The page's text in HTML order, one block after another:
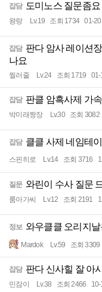
잡담 도미노스 질문좀요
왕랑 Lv.19 조회 1734 01-20
잡담 판다 암사 레이션
나요
찔러줄 Lv.24 조회 1719 01-
잡담 판클 암흑사제 가
박미래짱장 Lv.30 조회 3082
잡담 클클 사제 네임테
스핀히로 Lv.14 조회 3716
질문 와린이 수사 질문
룸아가씨 Lv.12 조회 2191
정보 와우클클 오리지
Mardok Lv.59 조회 3309
잡담 판다 신사힐 잘 아
민잠이 Lv.38 조회 2466